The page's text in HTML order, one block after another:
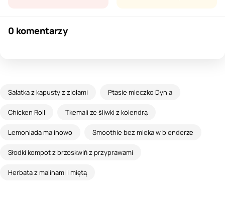
0 komentarzy
Sałatka z kapusty z ziołami Ptasie mleczko Dynia
Chicken Roll Tkemali ze śliwki z kolendrą
Lemoniada malinowo Smoothie bez mleka w blenderze
Słodki kompot z brzoskwiń z przyprawami
Herbata z malinami i miętą